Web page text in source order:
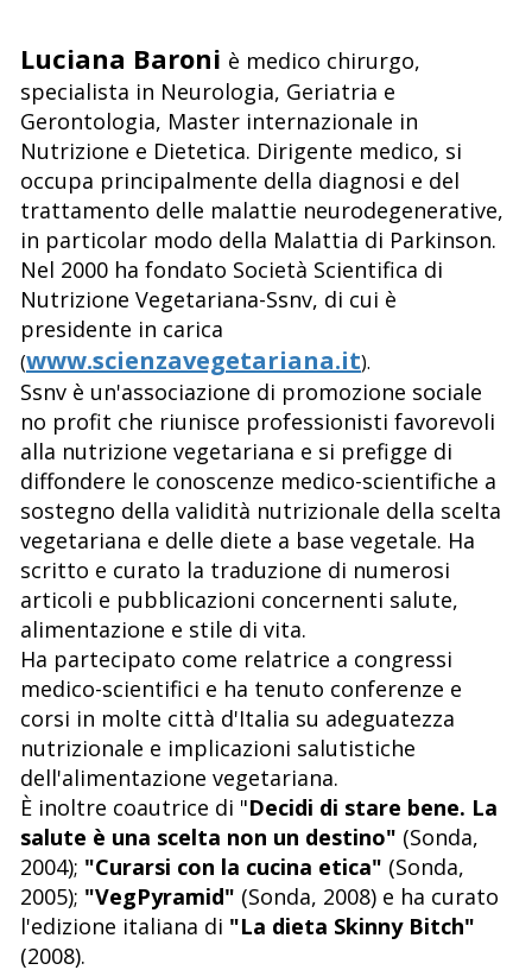
Luciana Baroni è medico chirurgo,
specialista in Neurologia, Geriatria e
Gerontologia, Master internazionale in
Nutrizione e Dietetica. Dirigente medico, si
occupa principalmente della diagnosi e del
trattamento delle malattie neurodegenerative,
in particolar modo della Malattia di Parkinson.
Nel 2000 ha fondato Società Scientifica di
Nutrizione Vegetariana-Ssnv, di cui è
presidente in carica
(www.scienzavegetariana.it).
Ssnv è un'associazione di promozione sociale
no profit che riunisce professionisti favorevoli
alla nutrizione vegetariana e si prefigge di
diffondere le conoscenze medico-scientifiche a
sostegno della validità nutrizionale della scelta
vegetariana e delle diete a base vegetale. Ha
scritto e curato la traduzione di numerosi
articoli e pubblicazioni concernenti salute,
alimentazione e stile di vita.
Ha partecipato come relatrice a congressi
medico-scientifici e ha tenuto conferenze e
corsi in molte città d'Italia su adeguatezza
nutrizionale e implicazioni salutistiche
dell'alimentazione vegetariana.
È inoltre coautrice di "Decidi di stare bene. La
salute è una scelta non un destino" (Sonda,
2004); "Curarsi con la cucina etica" (Sonda,
2005); "VegPyramid" (Sonda, 2008) e ha curato
l'edizione italiana di "La dieta Skinny Bitch"
(2008).